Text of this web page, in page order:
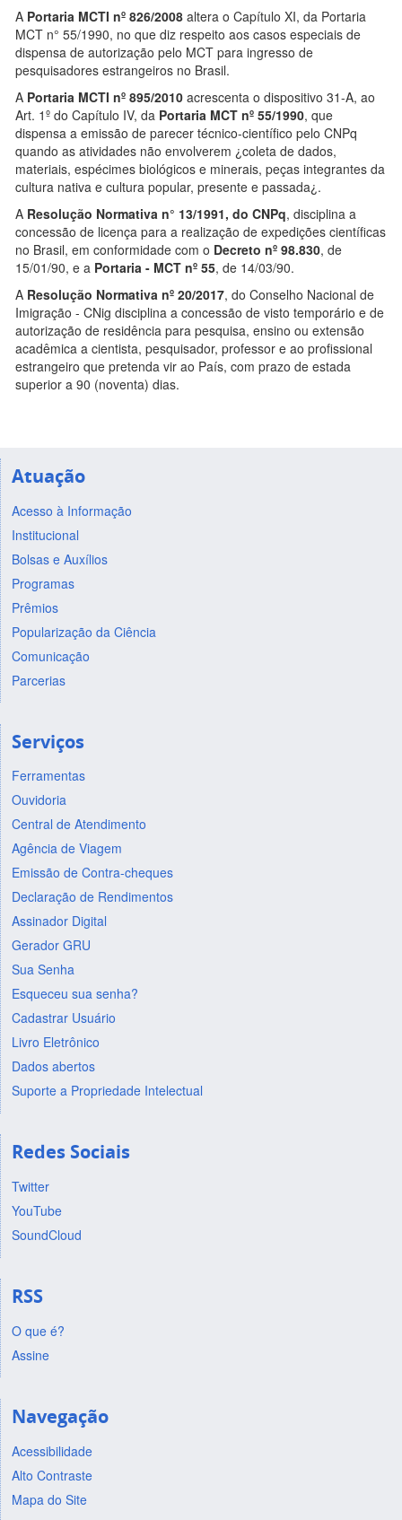
A Portaria MCTI nº 826/2008 altera o Capítulo XI, da Portaria
MCT n° 55/1990, no que diz respeito aos casos especiais de
dispensa de autorização pelo MCT para ingresso de
pesquisadores estrangeiros no Brasil.
A Portaria MCTI nº 895/2010 acrescenta o dispositivo 31-A, ao
Art. 1º do Capítulo IV, da Portaria MCT nº 55/1990, que
dispensa a emissão de parecer técnico-científico pelo CNPq
quando as atividades não envolverem ¿coleta de dados,
materiais, espécimes biológicos e minerais, peças integrantes da
cultura nativa e cultura popular, presente e passada¿.
A Resolução Normativa n° 13/1991, do CNPq, disciplina a
concessão de licença para a realização de expedições científicas
no Brasil, em conformidade com o Decreto nº 98.830, de
15/01/90, e a Portaria - MCT nº 55, de 14/03/90.
A Resolução Normativa nº 20/2017, do Conselho Nacional de
Imigração - CNig disciplina a concessão de visto temporário e de
autorização de residência para pesquisa, ensino ou extensão
acadêmica a cientista, pesquisador, professor e ao profissional
estrangeiro que pretenda vir ao País, com prazo de estada
superior a 90 (noventa) dias.
Atuação
Acesso à Informação
Institucional
Bolsas e Auxílios
Programas
Prêmios
Popularização da Ciência
Comunicação
Parcerias
Serviços
Ferramentas
Ouvidoria
Central de Atendimento
Agência de Viagem
Emissão de Contra-cheques
Declaração de Rendimentos
Assinador Digital
Gerador GRU
Sua Senha
Esqueceu sua senha?
Cadastrar Usuário
Livro Eletrônico
Dados abertos
Suporte a Propriedade Intelectual
Redes Sociais
Twitter
YouTube
SoundCloud
RSS
O que é?
Assine
Navegação
Acessibilidade
Alto Contraste
Mapa do Site